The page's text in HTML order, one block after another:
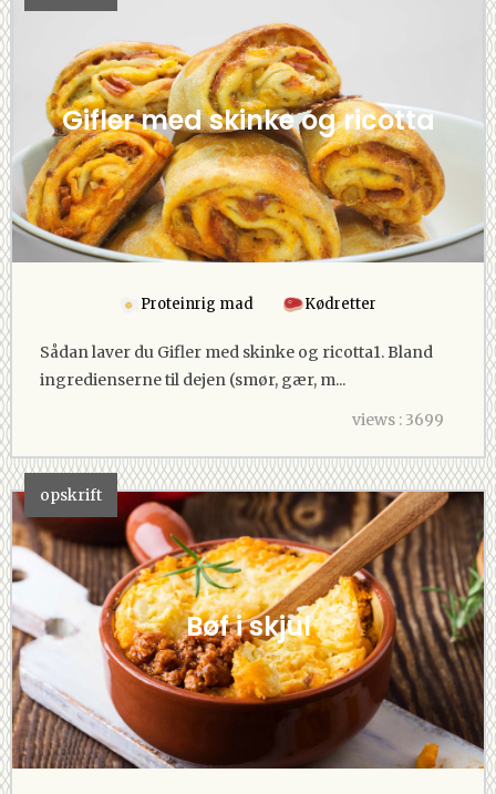
Gifler med skinke og ricotta
Proteinrig mad Kødretter
Sådan laver du Gifler med skinke og ricotta1. Bland
ingredienserne til dejen (smør, gær, m...
views : 3699
opskrift
Bøf i skjul